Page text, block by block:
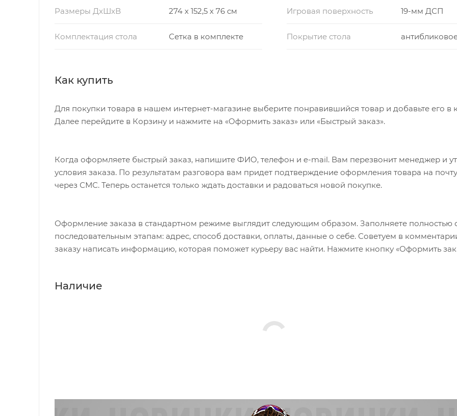
Размеры ДхШхВ 274 х 152,5 х 76 см Игровая поверхность 19-мм ДСП
Комплектация стола Сетка в комплекте Покрытие стола
Как купить
Для покупки товара в нашем интернет-магазине выберите понравившийся товар и добавьте его в
Далее перейдите в Корзину и нажмите на «Оформить заказ» или «Быстрый заказ».
Когда оформляете быстрый заказ, напишите ФИО, телефон и e-mail. Вам перезвонит менеджер и
условия заказа. По результатам разговора вам придет подтверждение оформления товара на
через СМС. Теперь останется только ждать доставки и радоваться новой покупке.
Оформление заказа в стандартном режиме выглядит следующим образом. Заполняете полностью
последовательным этапам: адрес, способ доставки, оплаты, данные о себе. Советуем в
заказу написать информацию, которая поможет курьеру вас найти. Нажмите кнопку «Оформить
Наличие